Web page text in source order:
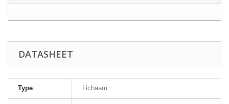
DATASHEET
Type Lichaam